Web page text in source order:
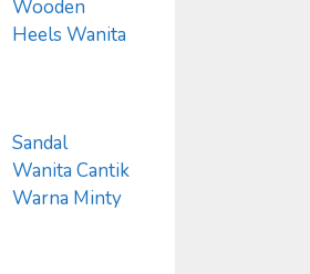
Wooden
Heels Wanita
Sandal
Wanita Cantik
Warna Minty